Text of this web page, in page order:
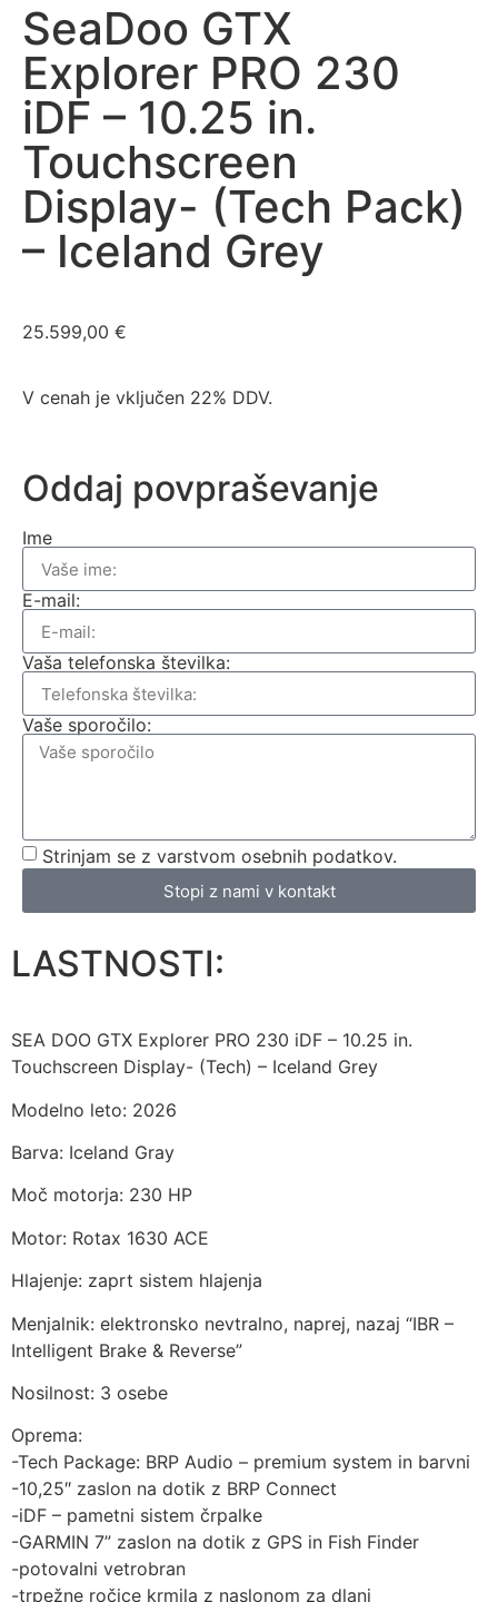
SeaDoo GTX
Explorer PRO 230
iDF – 10.25 in.
Touchscreen
Display- (Tech Pack)
– Iceland Grey
25.599,00 €
V cenah je vključen 22% DDV.
Oddaj povpraševanje
Ime
E-mail:
Vaša telefonska številka:
Vaše sporočilo:
Strinjam se z varstvom osebnih podatkov.
Stopi z nami v kontakt
LASTNOSTI:
SEA DOO GTX Explorer PRO 230 iDF – 10.25 in.
Touchscreen Display- (Tech) – Iceland Grey
Modelno leto: 2026
Barva: Iceland Gray
Moč motorja: 230 HP
Motor: Rotax 1630 ACE
Hlajenje: zaprt sistem hlajenja
Menjalnik: elektronsko nevtralno, naprej, nazaj “IBR –
Intelligent Brake & Reverse”
Nosilnost: 3 osebe
Oprema:
-Tech Package: BRP Audio – premium system in barvni
-10,25″ zaslon na dotik z BRP Connect
-iDF – pametni sistem črpalke
-GARMIN 7” zaslon na dotik z GPS in Fish Finder
-potovalni vetrobran
-trpežne ročice krmila z naslonom za dlani